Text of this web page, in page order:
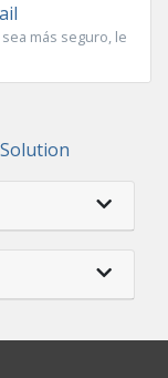
más seguro, le